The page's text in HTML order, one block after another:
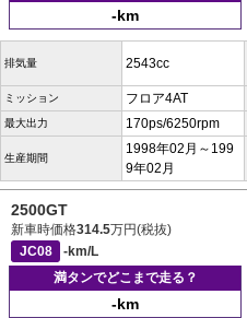
-km
排気量 2543cc
ミッション フロア4AT
最大出力 170ps/6250rpm
生産期間
1998年02月～199
9年02月
2500GT
新車時価格314.5万円(税抜)
JC08
-km/L
満タンでどこまで走る？
-km